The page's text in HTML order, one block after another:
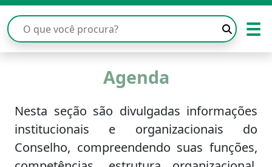
☰
Agenda
Nesta seção são divulgadas informações
institucionais e organizacionais do
Conselho, compreendendo suas funções,